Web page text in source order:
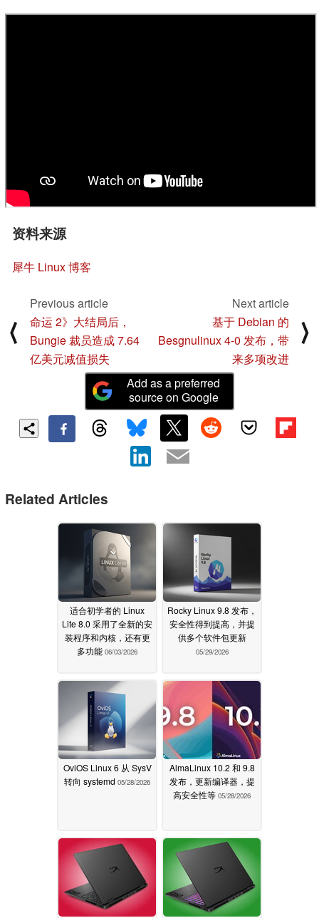
资料来源
犀牛 Linux 博客
⟨
Previous article
命运 2》大结局后，
Bungie 裁员造成 7.64
亿美元减值损失
Next article
基于 Debian 的
Besgnulinux 4-0 发布，带
来多项改进
⟩
Add as a preferred
source on Google
Related Articles
适合初学者的 Linux
Lite 8.0 采用了全新的安
装程序和内核，还有更
多功能 06/03/2026
Rocky Linux 9.8 发布，
安全性得到提高，并提
供多个软件包更新
05/29/2026
OviOS Linux 6 从 SysV
转向 systemd 05/28/2026
AlmaLinux 10.2 和 9.8
发布，更新编译器，提
高安全性等 05/28/2026